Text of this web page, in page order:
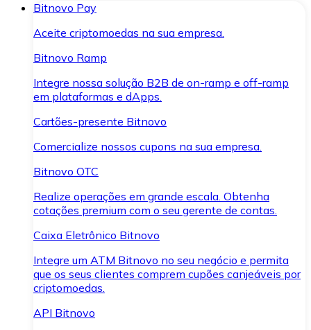
Bitnovo Pay
Aceite criptomoedas na sua empresa.
Bitnovo Ramp
Integre nossa solução B2B de on-ramp e off-ramp
em plataformas e dApps.
Cartões-presente Bitnovo
Comercialize nossos cupons na sua empresa.
Bitnovo OTC
Realize operações em grande escala. Obtenha
cotações premium com o seu gerente de contas.
Caixa Eletrônico Bitnovo
Integre um ATM Bitnovo no seu negócio e permita
que os seus clientes comprem cupões canjeáveis por
criptomoedas.
API Bitnovo